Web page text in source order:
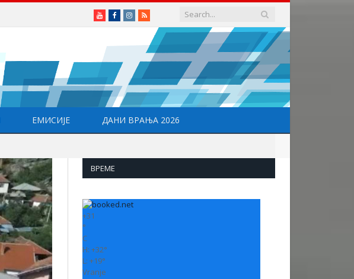
YoutubeFacebookInstagram
RSS
ЕМИСИЈЕ ДАНИ ВРАЊА 2026
ВРЕМЕ
+31
°
C
H: +32°
L: +19°
Vranje